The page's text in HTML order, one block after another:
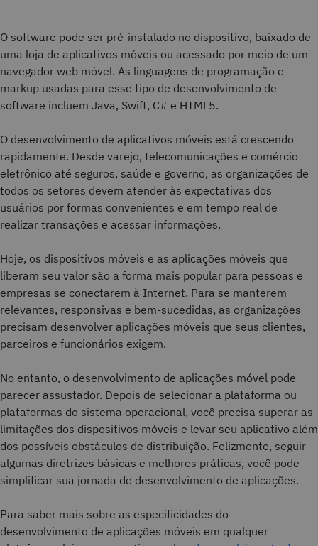
O software pode ser pré-instalado no dispositivo, baixado de
uma loja de aplicativos móveis ou acessado por meio de um
navegador web móvel. As linguagens de programação e
markup usadas para esse tipo de desenvolvimento de
software incluem Java, Swift, C# e HTML5.
O desenvolvimento de aplicativos móveis está crescendo
rapidamente. Desde varejo, telecomunicações e comércio
eletrônico até seguros, saúde e governo, as organizações de
todos os setores devem atender às expectativas dos
usuários por formas convenientes e em tempo real de
realizar transações e acessar informações.
Hoje, os dispositivos móveis e as aplicações móveis que
liberam seu valor são a forma mais popular para pessoas e
empresas se conectarem à Internet. Para se manterem
relevantes, responsivas e bem-sucedidas, as organizações
precisam desenvolver aplicações móveis que seus clientes,
parceiros e funcionários exigem.
No entanto, o desenvolvimento de aplicações móvel pode
parecer assustador. Depois de selecionar a plataforma ou
plataformas do sistema operacional, você precisa superar as
limitações dos dispositivos móveis e levar seu aplicativo além
dos possíveis obstáculos de distribuição. Felizmente, seguir
algumas diretrizes básicas e melhores práticas, você pode
simplificar sua jornada de desenvolvimento de aplicações.
Para saber mais sobre as especificidades do
desenvolvimento de aplicações móveis em qualquer